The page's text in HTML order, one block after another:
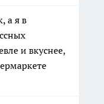
а я в
и вкуснее,